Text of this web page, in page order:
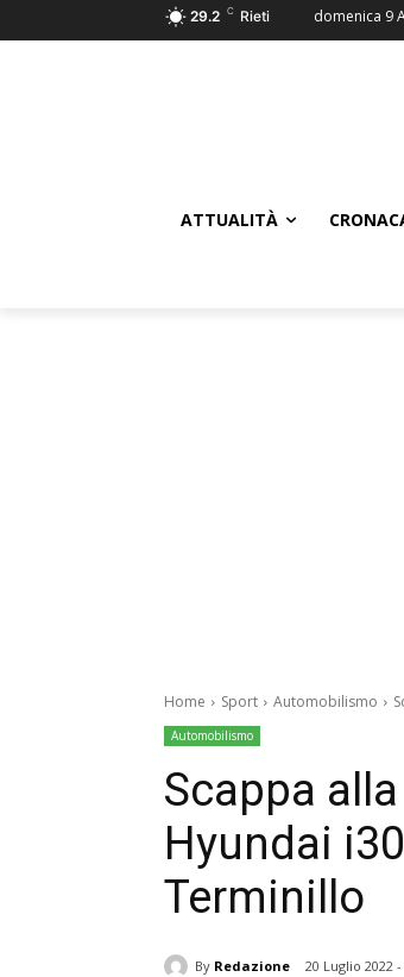
29.2 C Rieti domenica 9
ATTUALITÀ
Home Sport Automobilismo
Automobilismo
Scappa
Hyundai
Terminillo
By Redazione 20 Luglio 2022 -